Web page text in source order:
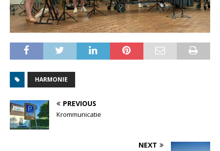
HARMONIE
PREVIOUS
Krommunicatie
NEXT